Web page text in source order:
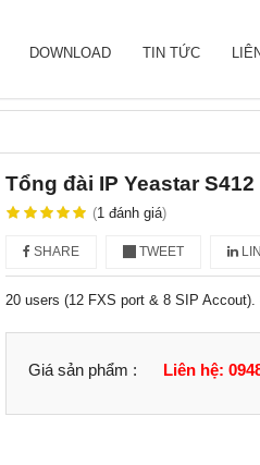
DOWNLOAD TIN TỨC
Tổng đài IP Yeastar S412
(1 đánh giá)
SHARE TWEET
20 users (12 FXS port & 8 SIP
Giá sản phẩm : Liên hệ: